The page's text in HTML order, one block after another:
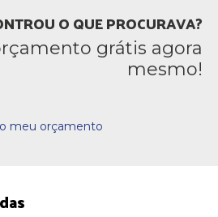
O QUE PROCURAVA?
grátis agora
mesmo!
meu orçamento